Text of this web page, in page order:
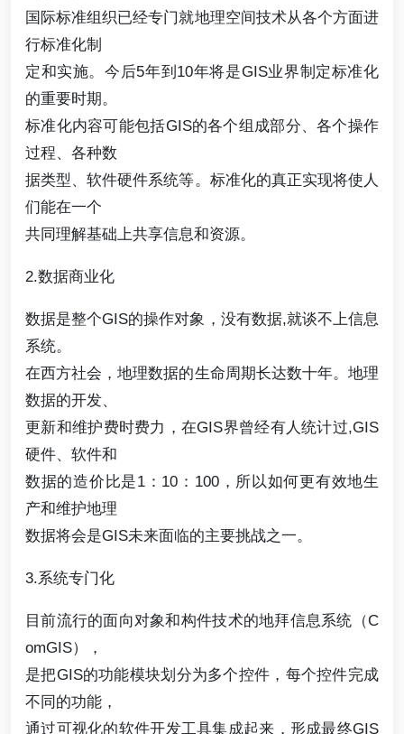
国际标准组织已经专门就地理空间技术从各个方面进
行标准化制
定和实施。今后5年到10年将是GIS业界制定标准化
的重要时期。
标准化内容可能包括GIS的各个组成部分、各个操作
过程、各种数
据类型、软件硬件系统等。标准化的真正实现将使人
们能在一个
共同理解基础上共享信息和资源。
2.数据商业化
数据是整个GIS的操作对象，没有数据,就谈不上信息
系统。
在西方社会，地理数据的生命周期长达数十年。地理
数据的开发、
更新和维护费时费力，在GIS界曾经有人统计过,GIS
硬件、软件和
数据的造价比是1：10：100，所以如何更有效地生
产和维护地理
数据将会是GIS未来面临的主要挑战之一。
3.系统专门化
目前流行的面向对象和构件技术的地拜信息系统（C
omGIS），
是把GIS的功能模块划分为多个控件，每个控件完成
不同的功能，
通过可视化的软件开发工具集成起来，形成最终GIS